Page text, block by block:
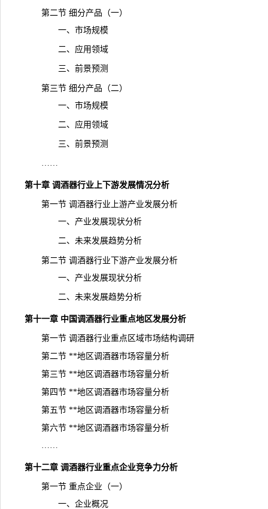
第二节 细分产品（一）
一、市场规模
二、应用领域
三、前景预测
第三节 细分产品（二）
一、市场规模
二、应用领域
三、前景预测
……
第十章 调酒器行业上下游发展情况分析
第一节 调酒器行业上游产业发展分析
一、产业发展现状分析
二、未来发展趋势分析
第二节 调酒器行业下游产业发展分析
一、产业发展现状分析
二、未来发展趋势分析
第十一章 中国调酒器行业重点地区发展分析
第一节 调酒器行业重点区域市场结构调研
第二节 **地区调酒器市场容量分析
第三节 **地区调酒器市场容量分析
第四节 **地区调酒器市场容量分析
第五节 **地区调酒器市场容量分析
第六节 **地区调酒器市场容量分析
……
第十二章 调酒器行业重点企业竞争力分析
第一节 重点企业（一）
一、企业概况